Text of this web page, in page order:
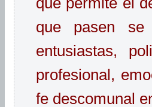
que pasen se
entusiastas,
profesional,
fe descomunal